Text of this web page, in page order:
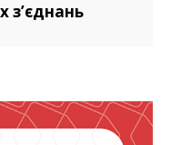
з’єднань